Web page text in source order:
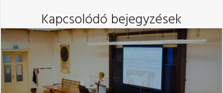
Kapcsolódó bejegyzések